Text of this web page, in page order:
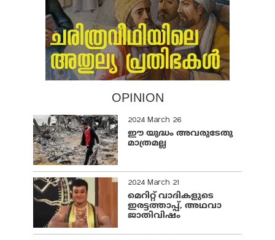
OPINION
2024 March 26
ഈ യുദ്ധം അവരുടേതു
മാത്രമല്ല
2024 March 21
മെറിറ്റ് വാദികളുടെ
ഇരട്ടത്താപ്പ്, അഥവാ
ജാതിവിഷം